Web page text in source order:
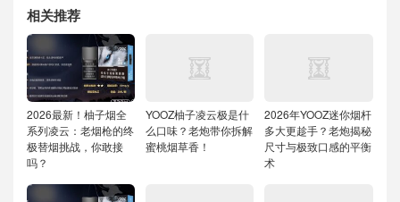
相关推荐
2026最新！柚子烟全
系列凌云：老烟枪的终
极替烟挑战，你敢接
吗？
YOOZ柚子凌云极是什
么口味？老炮带你拆解
蜜桃烟草香！
2026年YOOZ迷你烟杆
多大更趁手？老炮揭秘
尺寸与极致口感的平衡
术